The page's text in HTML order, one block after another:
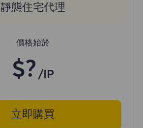
靜態住宅代理
價格始於
$? /IP
立即購買